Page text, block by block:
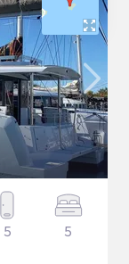
5 5